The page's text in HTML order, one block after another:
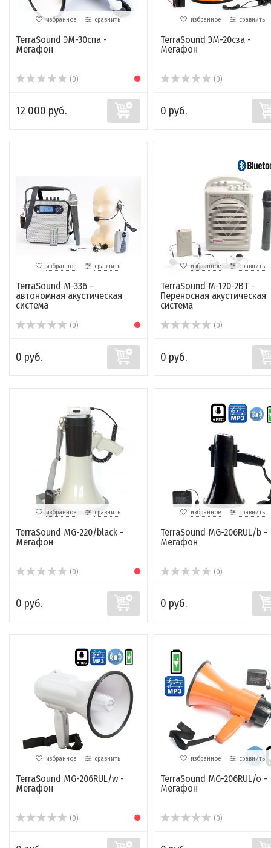
избранное сравнить
TerraSound ЭМ-30спа -
Мегафон
(0)
12 000 руб.
избранное сравнить
TerraSound ЭМ-20сза -
Мегафон
(0)
0 руб.
избранное сравнить
TerraSound M-336 -
автономная акустическая
система
(0)
0 руб.
избранное сравнить
TerraSound M-120-2BT -
Переносная акустическая
система
(0)
0 руб.
избранное сравнить
TerraSound MG-220/black -
Мегафон
(0)
0 руб.
избранное сравнить
TerraSound MG-206RUL/b -
Мегафон
(0)
0 руб.
избранное сравнить
TerraSound MG-206RUL/w -
Мегафон
(0)
избранное сравнить
TerraSound MG-206RUL/o -
Мегафон
(0)